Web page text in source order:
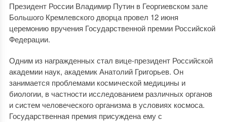
Президент России Владимир Путин в Георгиевском зале
Большого Кремлевского дворца провел 12 июня
церемонию вручения Государственной премии Российской
Федерации.
Одним из награжденных стал вице-президент Российской
академии наук, академик Анатолий Григорьев. Он
занимается проблемами космической медицины и
биологии, в частности исследованием различных органов
и систем человеческого организма в условиях космоса.
Государственная премия присуждена ему с